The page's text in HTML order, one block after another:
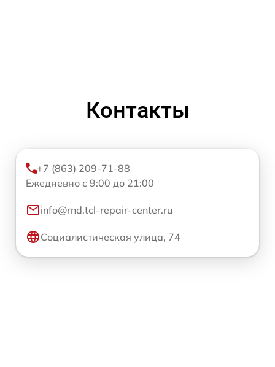
Контакты
+7 (863) 209-71-88
Ежедневно с 9:00 до 21:00
info@rnd.tcl-repair-center.ru
Социалистическая улица, 74